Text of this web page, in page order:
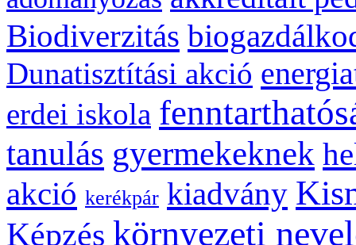
Biodiverzitás
Dunatisztítási akció
erdei iskola
tanulás gyermekeknek
akció kerékpár kiadvány
Képzés környezeti